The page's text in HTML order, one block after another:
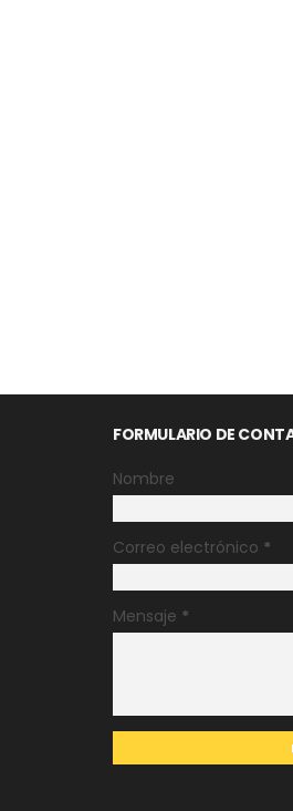
FORMULARIO DE
Nombre
Correo electrónico *
Mensaje *